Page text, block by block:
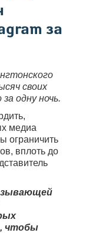
за
своих
за одну ночь.
медиа
ограничить
вплоть до
чтобы